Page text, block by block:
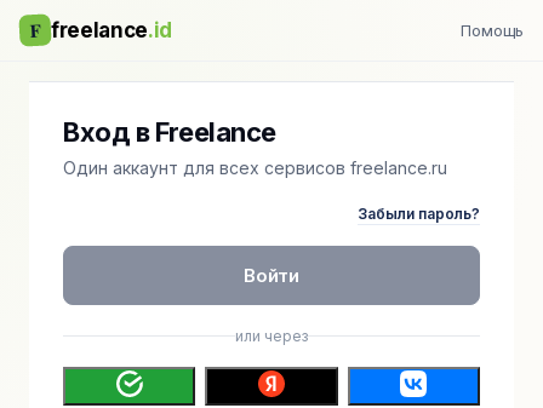
F freelance.id Помощь
Вход в Freelance
Один аккаунт для всех сервисов freelance.ru
Забыли пароль?
Войти
или через